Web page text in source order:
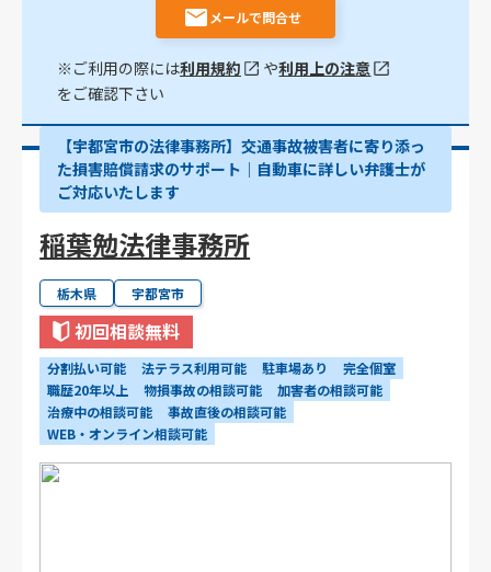
メールで問合せ
※ご利用の際には利用規約 や利用上の注意
をご確認下さい
【宇都宮市の法律事務所】交通事故被害者に寄り添っ
た損害賠償請求のサポート｜自動車に詳しい弁護士が
ご対応いたします
稲葉勉法律事務所
栃木県 宇都宮市
初回相談無料
分割払い可能 法テラス利用可能 駐車場あり
完全個室
職歴20年以上
物損事故の相談可能
加害者の相談可能
治療中の相談可能
事故直後の相談可能
WEB・オンライン相談可能